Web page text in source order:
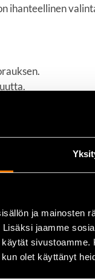
ja mainosten
jaamme
olet käyttänyt
ihanteellinen
kanssa.